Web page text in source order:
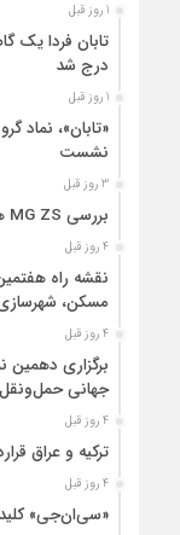
1 روز قبل
تابان فردا یک
درج شد
1 روز قبل
«تابان»، نماد
نشست
3 روز قبل
بررسی MG ZS هیبرید و جایگاه آن در بازار خودروهای وارداتی
4 روز قبل
نقشه راه
مسکن،
4 روز قبل
برگزاری
جهانی حمل‌ونقل
4 روز قبل
ترکیه و عراق
4 روز قبل
«سی‌ان‌جی»